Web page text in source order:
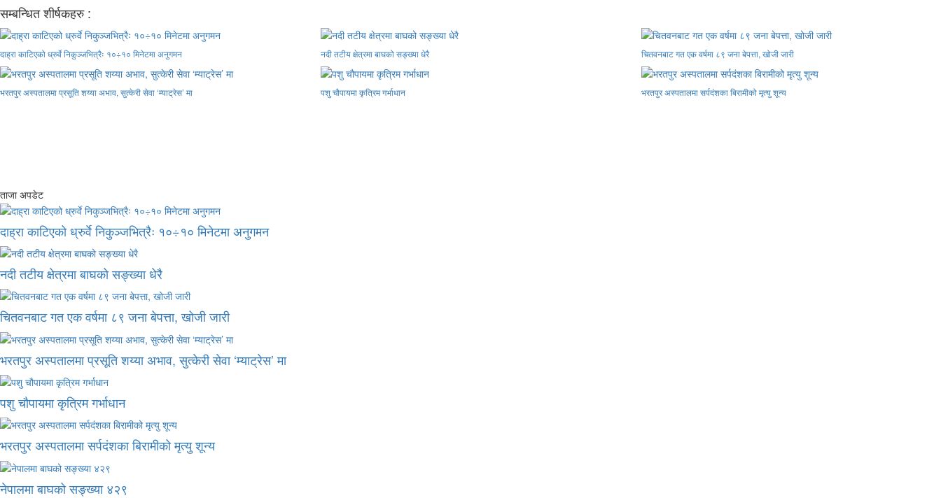
सम्बन्धित शीर्षकहरु :
दाह्रा काटिएको ध्रुर्वे निकुञ्जभित्रैः १०÷१० मिनेटमा अनुगमन नदी तटीय क्षेत्रमा बाघको सङ्ख्या धेरै चितवनबाट गत एक वर्षमा ८९ जना बेपत्ता, खोजी जारी
भरतपुर अस्पतालमा प्रसूति शय्या अभाव, सुत्केरी सेवा ‘म्याट्रेस’ मा पशु चौपायमा कृत्रिम गर्भाधान भरतपुर अस्पतालमा सर्पदंशका बिरामीको मृत्यु शून्य
ताजा अपडेट
दाह्रा काटिएको ध्रुर्वे निकुञ्जभित्रैः १०÷१० मिनेटमा अनुगमन
नदी तटीय क्षेत्रमा बाघको सङ्ख्या धेरै
चितवनबाट गत एक वर्षमा ८९ जना बेपत्ता, खोजी जारी
भरतपुर अस्पतालमा प्रसूति शय्या अभाव, सुत्केरी सेवा ‘म्याट्रेस’ मा
पशु चौपायमा कृत्रिम गर्भाधान
भरतपुर अस्पतालमा सर्पदंशका बिरामीको मृत्यु शून्य
नेपालमा बाघको सङ्ख्या ४२९